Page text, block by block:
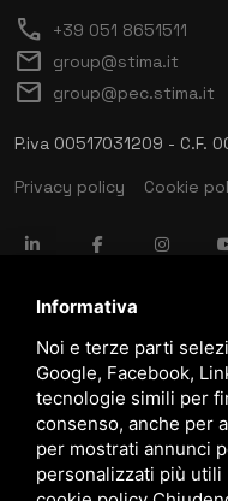
call +39 051 8651511
mail group@stima.it
mail group@pec.stima.it
P.iva 00517031209 - C.F.
Privacy policy
Cookie
language ITALIANO
download Catalogo Stima
download Politica qualità e
Informativa
Noi e terze parti
Google, Facebook,
tecnologie simili per
consenso, anche per
per mostrati annunci
personalizzati più